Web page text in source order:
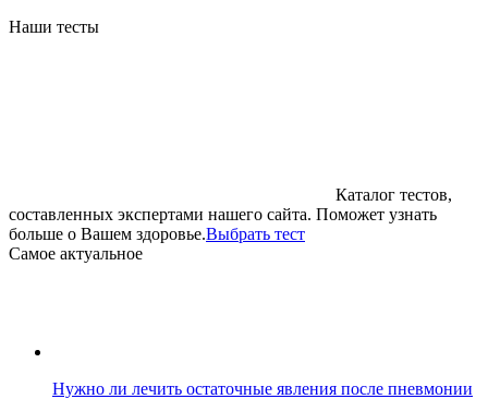
Наши тесты
Каталог тестов,
составленных экспертами нашего сайта. Поможет узнать
больше о Вашем здоровье.Выбрать тест
Cамое актуальное
Нужно ли лечить остаточные явления после пневмонии